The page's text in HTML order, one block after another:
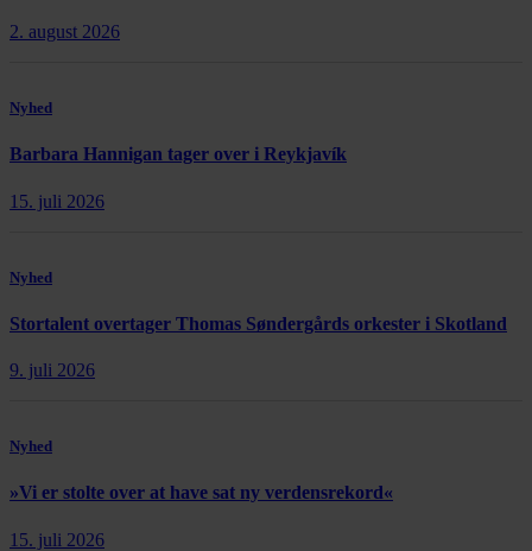
2. august 2026
Nyhed
Barbara Hannigan tager over i Reykjavík
15. juli 2026
Nyhed
Stortalent overtager Thomas Søndergårds orkester i Skotland
9. juli 2026
Nyhed
»Vi er stolte over at have sat ny verdensrekord«
15. juli 2026